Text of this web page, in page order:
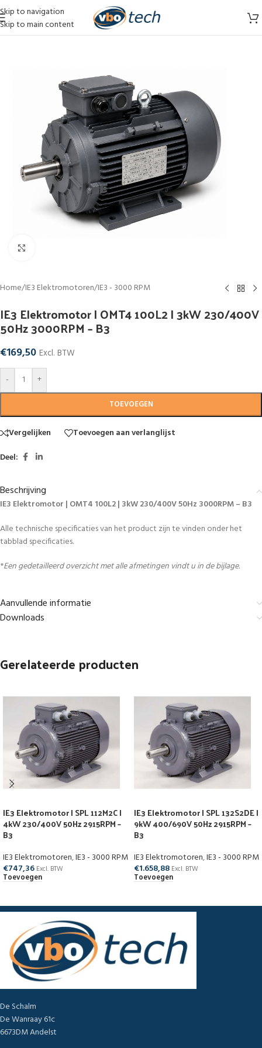
Skip to navigation
Skip to main content
Home/IE3 Elektromotoren/IE3 - 3000 RPM
IE3 Elektromotor | OMT4 100L2 | 3kW 230/400V
50Hz 3000RPM – B3
€169,50 Excl. BTW
-
+
TOEVOEGEN
Vergelijken
Toevoegen aan verlanglijst
Deel:
Beschrijving
IE3 Elektromotor | OMT4 100L2 | 3kW 230/400V 50Hz 3000RPM – B3
Alle technische specificaties van het product zijn te vinden onder het
tabblad specificaties.
*Een gedetailleerd overzicht met alle afmetingen vindt u in de bijlage.
Aanvullende informatie
Downloads
Gerelateerde producten
IE3 Elektromotor | SPL 112M2C |
4kW 230/400V 50Hz 2915RPM –
B3
IE3 Elektromotoren,IE3 - 3000 RPM
€747,36 Excl. BTW
Toevoegen
IE3 Elektromotor | SPL 132S2DE |
9kW 400/690V 50Hz 2915RPM –
B3
IE3 Elektromotoren,IE3 - 3000 RPM
€1.658,88 Excl. BTW
Toevoegen
De Schalm
De Wanraay 61c
6673DM Andelst